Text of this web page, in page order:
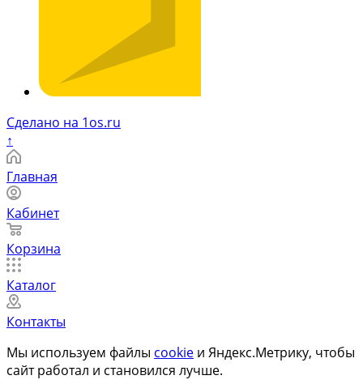
Сделано на 1os.ru
↑
Главная
Кабинет
Корзина
Каталог
Контакты
Мы используем файлы cookie и Яндекс.Метрику, чтобы
сайт работал и становился лучше.